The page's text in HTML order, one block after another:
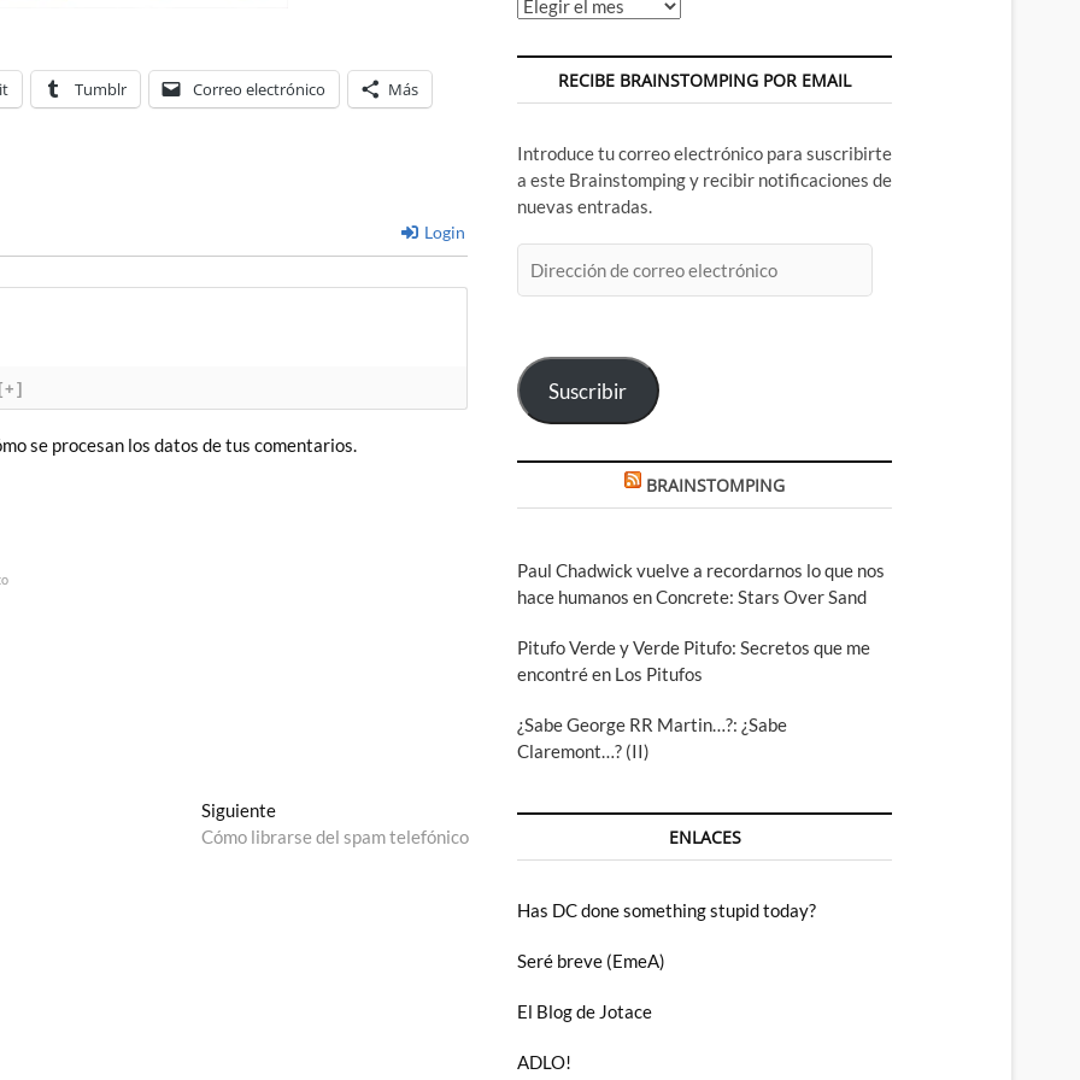
Tumblr Correo electrónico Más
Login
[+]
se procesan los datos de tus comentarios.
SiguienteEntrada
siguiente:
Cómo librarse del spam telefónico
Archivos
RECIBE BRAINSTOMPING POR EMAIL
Introduce tu correo electrónico para suscribirte
a este Brainstomping y recibir notificaciones de
nuevas entradas.
de
Suscribir
BRAINSTOMPING
Paul Chadwick vuelve a recordarnos lo que nos
hace humanos en Concrete: Stars Over Sand
Pitufo Verde y Verde Pitufo: Secretos que me
encontré en Los Pitufos
¿Sabe George RR Martin…?: ¿Sabe
Claremont…? (II)
ENLACES
Has DC done something stupid today?
Seré breve (EmeA)
El Blog de Jotace
ADLO!